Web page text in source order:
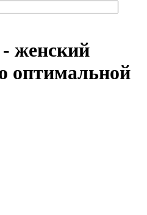
женский
оптимальной